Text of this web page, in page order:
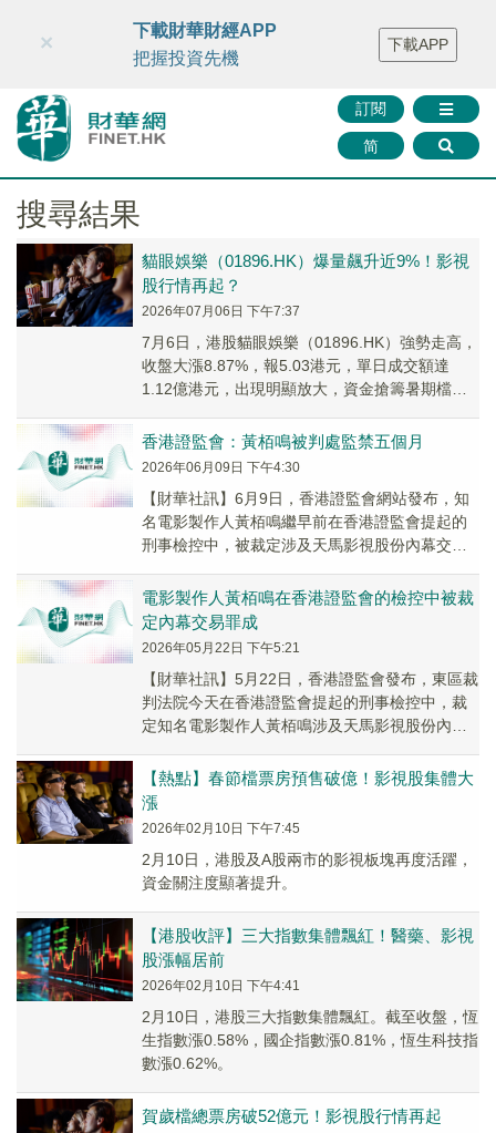
財華智庫網 FINTV FINMETA 財華證券 媒體矩陣
智庫沙龍
聯絡我們
訂閱
简
×
下載財華財經APP
把握投資先機
下載APP
搜尋結果
貓眼娛樂（01896.HK）爆量飆升近9%！影視
股行情再起？
2026年07月06日 下午7:37
7月6日，港股貓眼娛樂（01896.HK）強勢走高，
收盤大漲8.87%，報5.03港元，單日成交額達
1.12億港元，出現明顯放大，資金搶籌暑期檔電
香港證監會：黃栢鳴被判處監禁五個月
2026年06月09日 下午4:30
​【財華社訊】6月9日，香港證監會網站發布，知
名電影製作人黃栢鳴繼早前在香港證監會提起的
刑事檢控中，被裁定涉及天馬影視股份內幕交易
五個月...
電影製作人黃栢鳴在香港證監會的檢控中被裁
定內幕交易罪成
2026年05月22日 下午5:21
【財華社訊】5月22日，香港證監會發布，東區裁
判法院今天在香港證監會提起的刑事檢控中，裁
定知名電影製作人黃栢鳴涉及天馬影視股份內幕
意不當...
【熱點】春節檔票房預售破億！影視股集體大
漲
2026年02月10日 下午7:45
2月10日，港股及A股兩市的影視板塊再度活躍，
資金關注度顯著提升。
【港股收評】三大指數集體飄紅！醫藥、影視
股漲幅居前
2026年02月10日 下午4:41
2月10日，港股三大指數集體飄紅。截至收盤，恆
生指數漲0.58%，國企指數漲0.81%，恆生科技指
數漲0.62%。
賀歲檔總票房破52億元！影視股行情再起